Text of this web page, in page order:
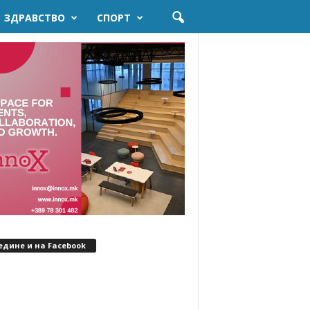
ЗДРАВСТВО СПОРТ
и на Facebook